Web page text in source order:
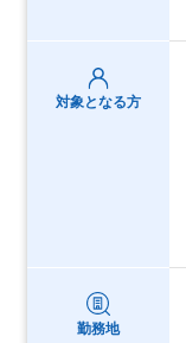
対象となる方
勤務地